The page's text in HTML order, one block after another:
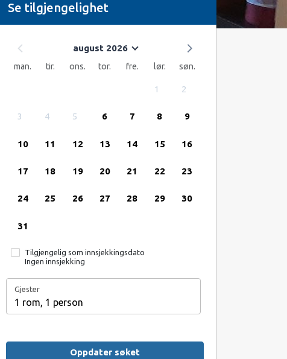
Se tilgjengelighet
august 2026
man. tir. ons. tor. fre. lør. søn.
1 2
3 4 5 6 7 8 9
10 11 12 13 14 15 16
17 18 19 20 21 22 23
24 25 26 27 28 29 30
31
Tilgjengelig som innsjekkingsdato
Ingen innsjekking
Gjester
1 rom, 1 person
Oppdater søket